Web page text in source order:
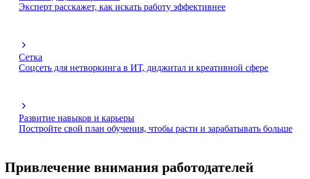
Эксперт расскажет, как искать работу эффективнее
Сетка
Соцсеть для нетворкинга в ИТ, диджитал и креативной сфере
Развитие навыков и карьеры
Постройте свой план обучения, чтобы расти и зарабатывать больше
Привлечение внимания работодателей